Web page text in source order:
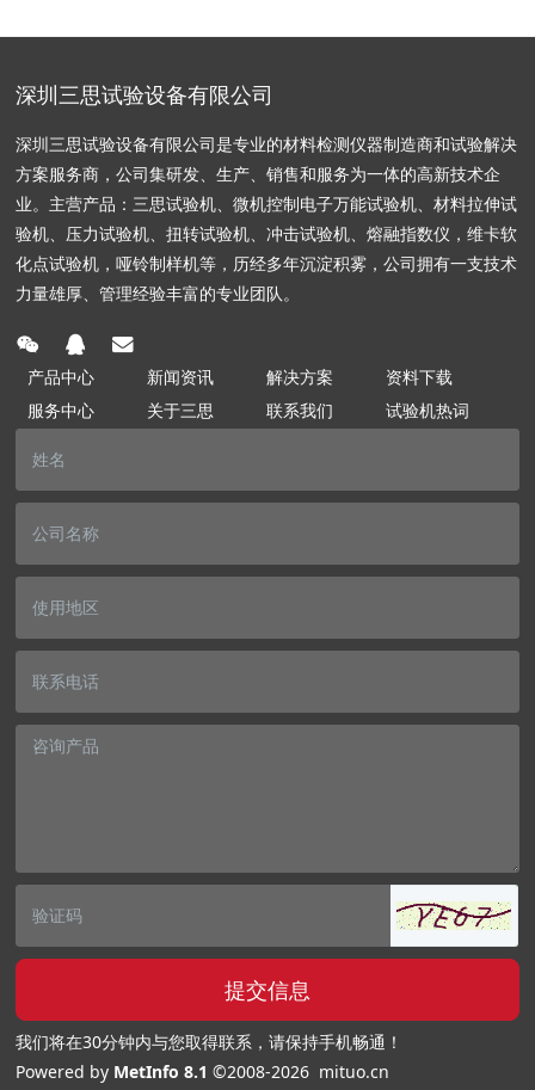
深圳三思试验设备有限公司
深圳三思试验设备有限公司是专业的材料检测仪器制造商和试验解决
方案服务商，公司集研发、生产、销售和服务为一体的高新技术企
业。主营产品：三思试验机、微机控制电子万能试验机、材料拉伸试
验机、压力试验机、扭转试验机、冲击试验机、熔融指数仪，维卡软
化点试验机，哑铃制样机等，历经多年沉淀积雾，公司拥有一支技术
力量雄厚、管理经验丰富的专业团队。
产品中心 新闻资讯 解决方案
资料下载
服务中心
关于三思 联系我们 试验机热词
提交信息
我们将在30分钟内与您取得联系，请保持手机畅通！
Powered by MetInfo 8.1 ©2008-2026 mituo.cn